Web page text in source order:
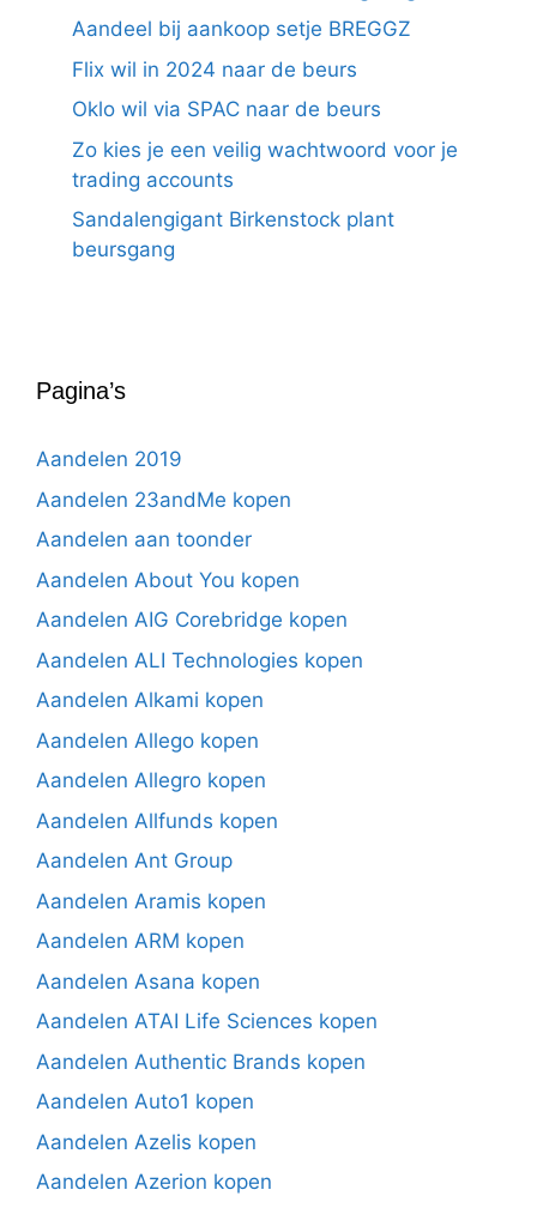
Aandeel bij aankoop setje BREGGZ
Flix wil in 2024 naar de beurs
Oklo wil via SPAC naar de beurs
Zo kies je een veilig wachtwoord voor je
trading accounts
Sandalengigant Birkenstock plant
beursgang
Pagina’s
Aandelen 2019
Aandelen 23andMe kopen
Aandelen aan toonder
Aandelen About You kopen
Aandelen AIG Corebridge kopen
Aandelen ALI Technologies kopen
Aandelen Alkami kopen
Aandelen Allego kopen
Aandelen Allegro kopen
Aandelen Allfunds kopen
Aandelen Ant Group
Aandelen Aramis kopen
Aandelen ARM kopen
Aandelen Asana kopen
Aandelen ATAI Life Sciences kopen
Aandelen Authentic Brands kopen
Aandelen Auto1 kopen
Aandelen Azelis kopen
Aandelen Azerion kopen